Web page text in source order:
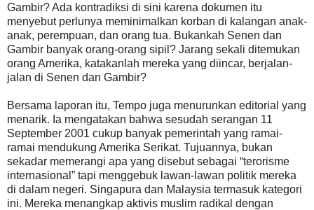
Gambir? Ada kontradiksi di sini karena dokumen itu
menyebut perlunya meminimalkan korban di kalangan anak-
anak, perempuan, dan orang tua. Bukankah Senen dan
Gambir banyak orang-orang sipil? Jarang sekali ditemukan
orang Amerika, katakanlah mereka yang diincar, berjalan-
jalan di Senen dan Gambir?
Bersama laporan itu, Tempo juga menurunkan editorial yang
menarik. Ia mengatakan bahwa sesudah serangan 11
September 2001 cukup banyak pemerintah yang ramai-
ramai mendukung Amerika Serikat. Tujuannya, bukan
sekadar memerangi apa yang disebut sebagai “terorisme
internasional” tapi menggebuk lawan-lawan politik mereka
di dalam negeri. Singapura dan Malaysia termasuk kategori
ini. Mereka menangkap aktivis muslim radikal dengan